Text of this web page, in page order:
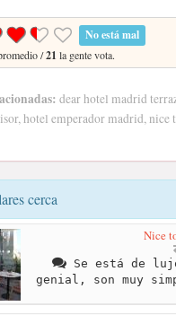
No está mal
/21 la gente vota.
dear hotel madrid
hotel emperador madrid, nice
cerca
Nice
Se está de
genial, son muy